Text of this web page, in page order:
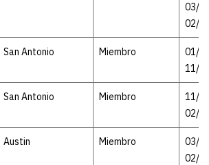
03/
02/
San Antonio Miembro
01/
11/
San Antonio Miembro
11/
02/
Austin Miembro
03/
02/